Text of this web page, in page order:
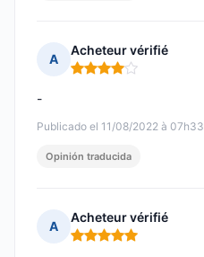
A
Acheteur vérifié
Nota: 4 de 5
Publicado el 11/08/2022 à 07h33
-
Opinión traducida
A
Acheteur vérifié
Nota: 5 de 5